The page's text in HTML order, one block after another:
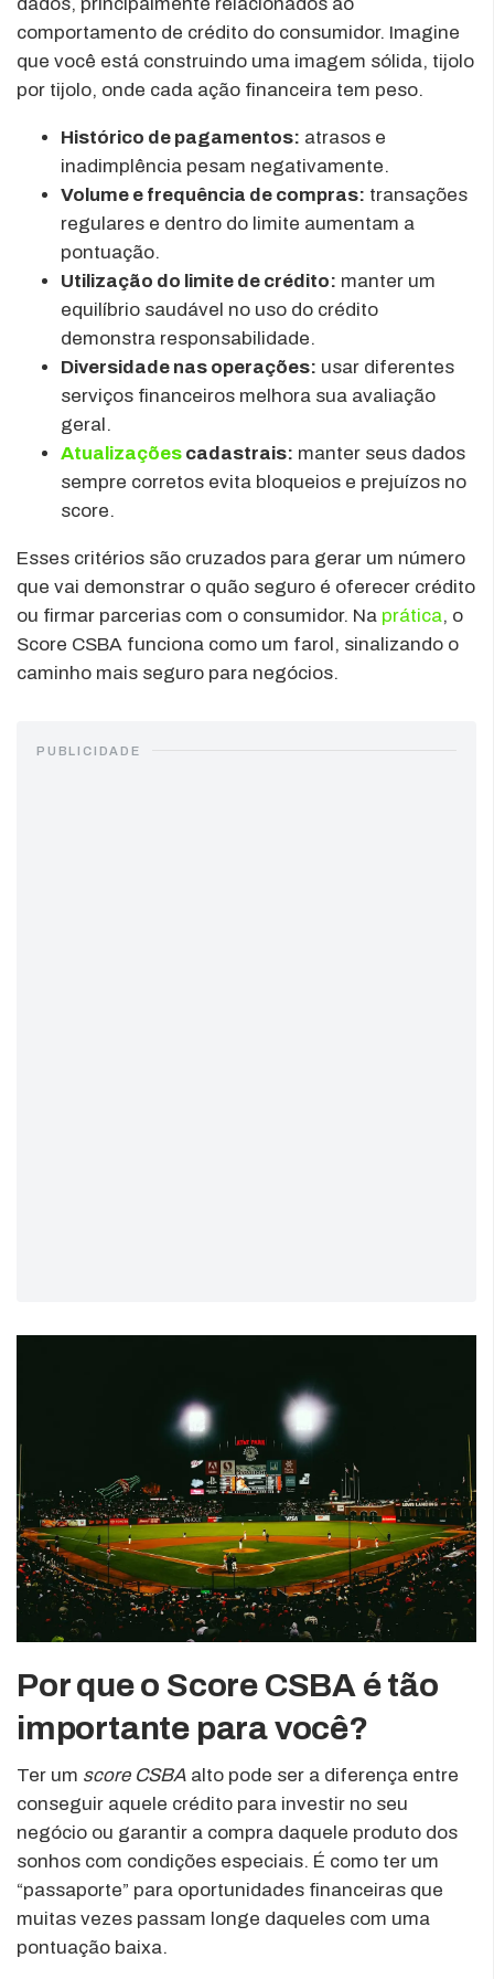
comportamento de crédito do consumidor. Imagine
que você está construindo uma imagem sólida, tijolo
por tijolo, onde cada ação financeira tem peso.
Histórico de pagamentos: atrasos e
inadimplência pesam negativamente.
Volume e frequência de compras: transações
regulares e dentro do limite aumentam a
pontuação.
Utilização do limite de crédito: manter um
equilíbrio saudável no uso do crédito
demonstra responsabilidade.
Diversidade nas operações: usar diferentes
serviços financeiros melhora sua avaliação
geral.
Atualizações cadastrais: manter seus dados
sempre corretos evita bloqueios e prejuízos no
score.
Esses critérios são cruzados para gerar um número
que vai demonstrar o quão seguro é oferecer crédito
ou firmar parcerias com o consumidor. Na prática, o
Score CSBA funciona como um farol, sinalizando o
caminho mais seguro para negócios.
PUBLICIDADE
Por que o Score CSBA é tão
importante para você?
Ter um score CSBA alto pode ser a diferença entre
conseguir aquele crédito para investir no seu
negócio ou garantir a compra daquele produto dos
sonhos com condições especiais. É como ter um
“passaporte” para oportunidades financeiras que
muitas vezes passam longe daqueles com uma
pontuação baixa.